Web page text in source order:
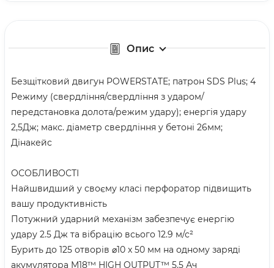
Опис
Безщітковий двигун POWERSTATE; патрон SDS Plus; 4
Режиму (свердління/свердління з ударом/
передстановка долота/режим удару); енергія удару
2,5Дж; макс. діаметр свердління у бетоні 26мм;
Дінакейс
ОСОБЛИВОСТІ
Найшвидший у своєму класі перфоратор підвищить
вашу продуктивність
Потужний ударний механізм забезпечує енергію
удару 2.5 Дж та вібрацію всього 12.9 м/с²
Бурить до 125 отворів ⌀10 x 50 мм на одному заряді
акумулятора M18™ HIGH OUTPUT™ 5.5 Ач